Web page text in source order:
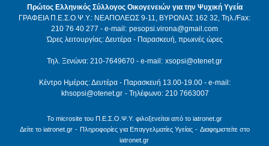
Πρώτος Ελληνικός Σύλλογος Οικογενειών για την Ψυχική Υγεία
ΓΡΑΦΕΙΑ Π.Ε.Σ.Ο.Ψ.Υ.: ΝΕΑΠΟΛΕΩΣ 9-11, ΒΥΡΩΝΑΣ 162 32, Τηλ./Fax:
210 76 40 277 - e-mail: pesopsi.virona@gmail.com
Ώρες λειτουργίας: Δευτέρα - Παρασκευή, πρωινές ώρες
Τηλ. Ξενώνα: 210-7649670 - e-mail: xsopsi@otenet.gr
Κέντρο Ημέρας: Δευτέρα - Παρασκευή 13.00-19.00 - e-mail:
khsopsi@otenet.gr - Τηλέφωνο: 210 7663007
Το microsite του Π.Ε.Σ.Ο.Ψ.Υ. φιλοξενείται από το iatronet.gr
Δείτε το iatronet.gr - Πληροφορίες για Επαγγελματίες Υγείας - Διαφημιστείτε στο
iatronet.gr